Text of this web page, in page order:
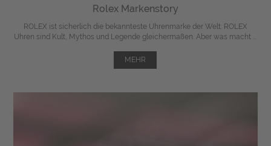
Rolex Markenstory
ROLEX ist sicherlich die bekannteste Uhrenmarke der Welt. ROLEX
Uhren sind Kult, Mythos und Legende gleichermaßen. Aber was macht ...
MEHR